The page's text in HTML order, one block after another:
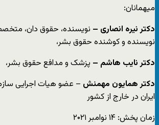
میهمانان:
دکتر نیره انصاری – نویسنده، حقوق دان،
نویسنده و کوشنده حقوق بشر،
دکتر نایب هاشم – پزشک و مدافع حقوق بشر،
دکتر همایون مهمنش – عضو هیات اجرایی
ایران در خارج از کشور
زمان پخش: ۱۴ نوامبر ۲۰۲۱